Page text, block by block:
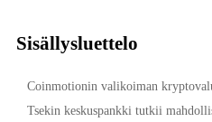
Sisällysluettelo
Coinmotionin valikoiman
Tsekin keskuspankki tutkii